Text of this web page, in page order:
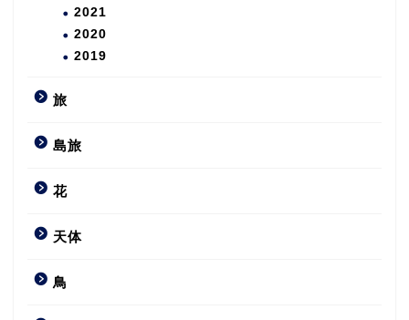
2021
2020
2019
旅
島旅
花
天体
鳥